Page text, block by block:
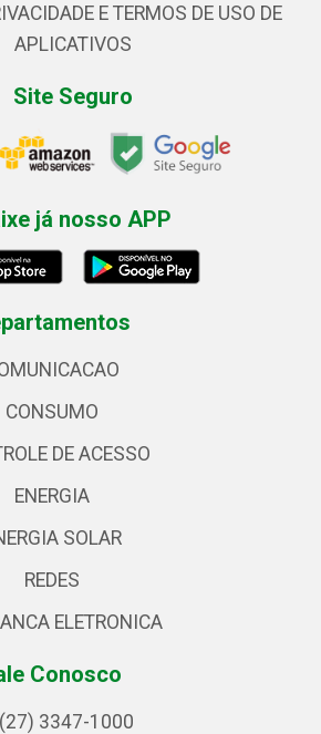
E TERMOS DE USO DE
APLICATIVOS
Site Seguro
já nosso APP
CONSUMO
DE ACESSO
ENERGIA
SOLAR
REDES
ELETRONICA
Conosco
(27) 3347-1000